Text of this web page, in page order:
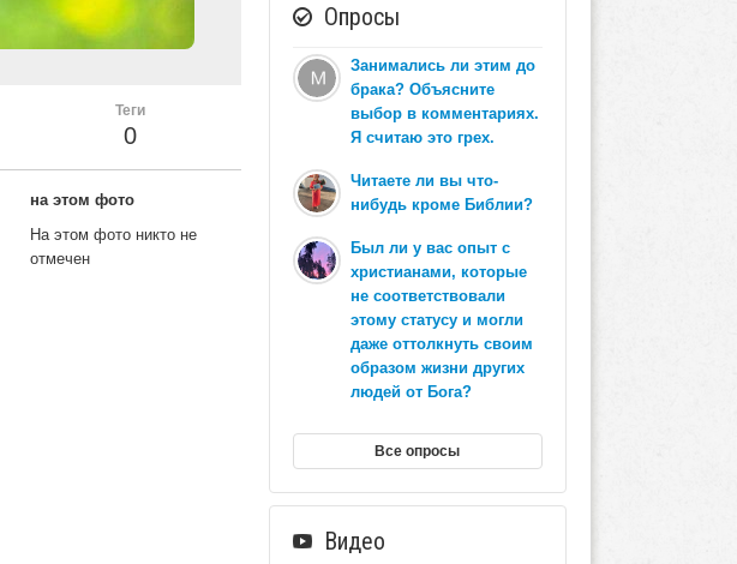
Теги
0
на этом фото
На этом фото никто не
отмечен
Опросы
Занимались ли этим до
брака? Объясните
выбор в комментариях.
Я считаю это грех.
Читаете ли вы что-
нибудь кроме Библии?
Был ли у вас опыт с
христианами, которые
не соответствовали
этому статусу и могли
даже оттолкнуть своим
образом жизни других
людей от Бога?
Все опросы
Видео